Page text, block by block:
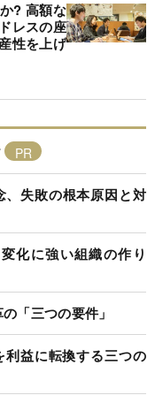
? 高額な
レスの座
性を上げ
、失敗の根本原因と対
化に強い組織の作り
「三つの要件」
益に転換する三つの